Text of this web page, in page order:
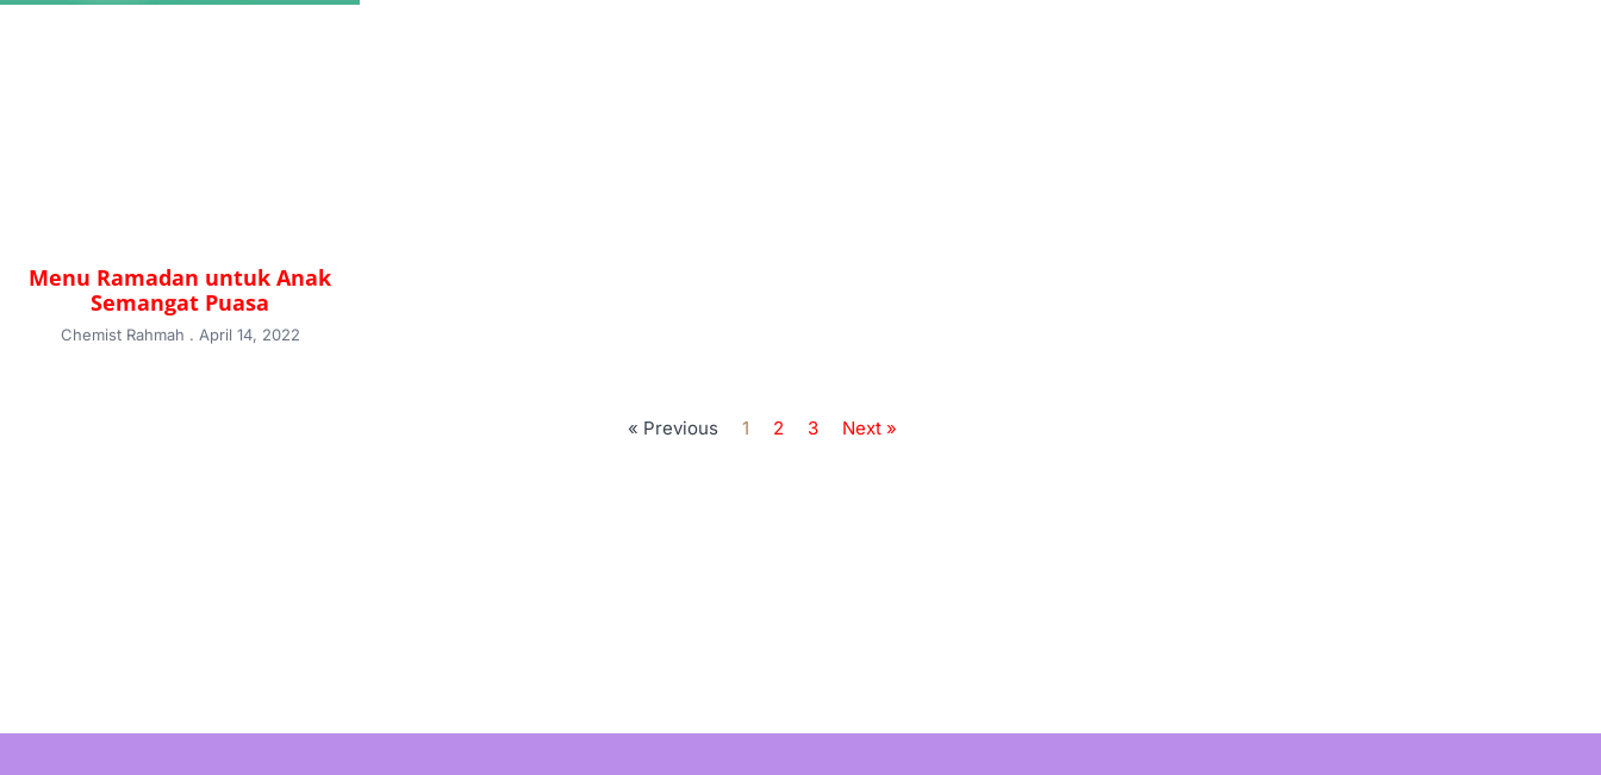
Menu Ramadan untuk Anak
Semangat Puasa
Chemist Rahmah April 14, 2022
« Previous 1 2 3 Next »